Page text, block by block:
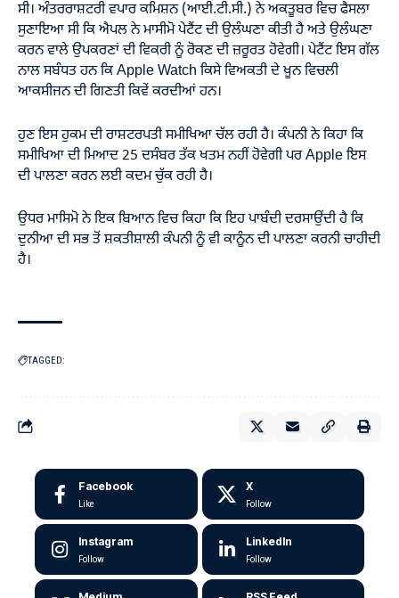
ਸੀ। ਅੰਤਰਰਾਸ਼ਟਰੀ ਵਪਾਰ ਕਮਿਸ਼ਨ (ਆਈ.ਟੀ.ਸੀ.) ਨੇ ਅਕਤੂਬਰ ਵਿਚ ਫੈਸਲਾ
ਸੁਣਾਇਆ ਸੀ ਕਿ ਐਪਲ ਨੇ ਮਾਸੀਮੋ ਪੇਟੈਂਟ ਦੀ ਉਲੰਘਣਾ ਕੀਤੀ ਹੈ ਅਤੇ ਉਲੰਘਣਾ
ਕਰਨ ਵਾਲੇ ਉਪਕਰਣਾਂ ਦੀ ਵਿਕਰੀ ਨੂੰ ਰੋਕਣ ਦੀ ਜ਼ਰੂਰਤ ਹੋਵੇਗੀ। ਪੇਟੈਂਟ ਇਸ ਗੱਲ
ਨਾਲ ਸਬੰਧਤ ਹਨ ਕਿ Apple Watch ਕਿਸੇ ਵਿਅਕਤੀ ਦੇ ਖੂਨ ਵਿਚਲੀ
ਆਕਸੀਜਨ ਦੀ ਗਿਣਤੀ ਕਿਵੇਂ ਕਰਦੀਆਂ ਹਨ।
ਹੁਣ ਇਸ ਹੁਕਮ ਦੀ ਰਾਸ਼ਟਰਪਤੀ ਸਮੀਖਿਆ ਚੱਲ ਰਹੀ ਹੈ। ਕੰਪਨੀ ਨੇ ਕਿਹਾ ਕਿ
ਸਮੀਖਿਆ ਦੀ ਮਿਆਦ 25 ਦਸੰਬਰ ਤੱਕ ਖਤਮ ਨਹੀਂ ਹੋਵੇਗੀ ਪਰ Apple ਇਸ
ਦੀ ਪਾਲਣਾ ਕਰਨ ਲਈ ਕਦਮ ਚੁੱਕ ਰਹੀ ਹੈ।
ਉਧਰ ਮਾਸਿਮੋ ਨੇ ਇਕ ਬਿਆਨ ਵਿਚ ਕਿਹਾ ਕਿ ਇਹ ਪਾਬੰਦੀ ਦਰਸਾਉਂਦੀ ਹੈ ਕਿ
ਦੁਨੀਆ ਦੀ ਸਭ ਤੋਂ ਸ਼ਕਤੀਸ਼ਾਲੀ ਕੰਪਨੀ ਨੂੰ ਵੀ ਕਾਨੂੰਨ ਦੀ ਪਾਲਣਾ ਕਰਨੀ ਚਾਹੀਦੀ
ਹੈ।
TAGGED:
Facebook
Like
X
Follow
Instagram
Follow
LinkedIn
Follow